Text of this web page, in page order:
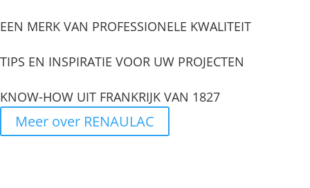
EEN MERK VAN PROFESSIONELE KWALITEIT
TIPS EN INSPIRATIE VOOR UW PROJECTEN
KNOW-HOW UIT FRANKRIJK VAN 1827
Meer over RENAULAC